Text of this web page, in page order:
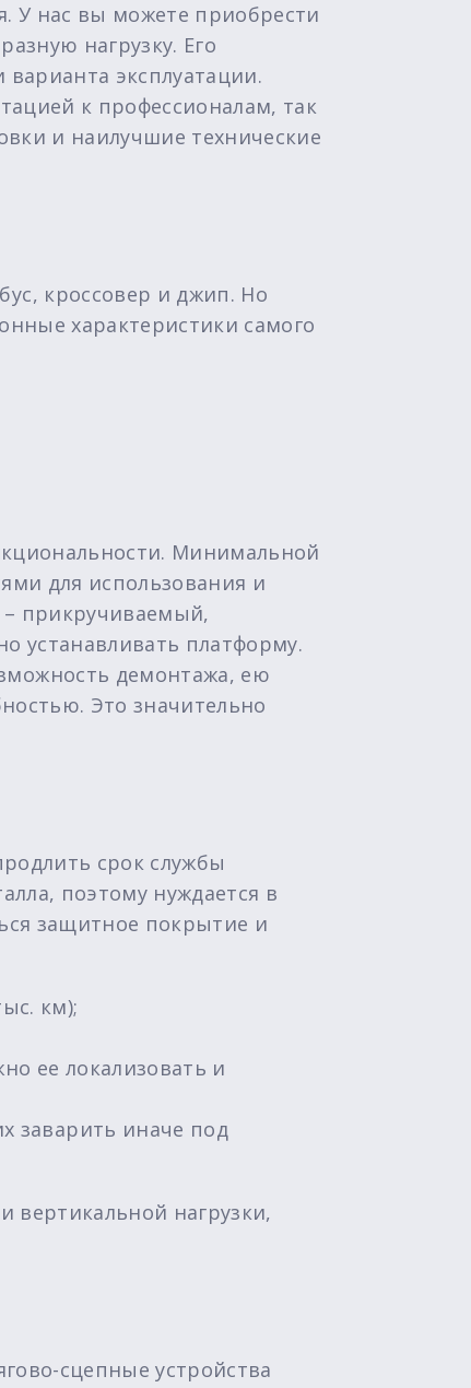
У нас вы можете приобрести
нагрузку. Его
эксплуатации.
к профессионалам, так
и наилучшие технические
кроссовер и джип. Но
характеристики самого
Минимальной
для использования и
прикручиваемый,
устанавливать платформу.
демонтажа, ею
Это значительно
срок службы
поэтому нуждается в
защитное покрытие и
км);
ее локализовать и
заварить иначе под
вертикальной нагрузки,
сцепные устройства